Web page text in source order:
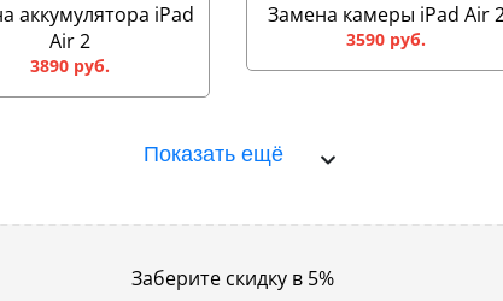
аккумулятора iPad
Air 2
3890 руб.
Замена камеры iPad Air
3590 руб.
Показать ещё
Заберите скидку в 5%